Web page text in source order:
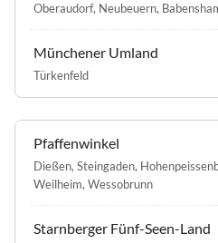
Oberaudorf, Neubeuern,
Münchener Umland
Türkenfeld
Pfaffenwinkel
Dießen, Steingaden,
Weilheim, Wessobrunn
Starnberger Fünf-Seen-Land